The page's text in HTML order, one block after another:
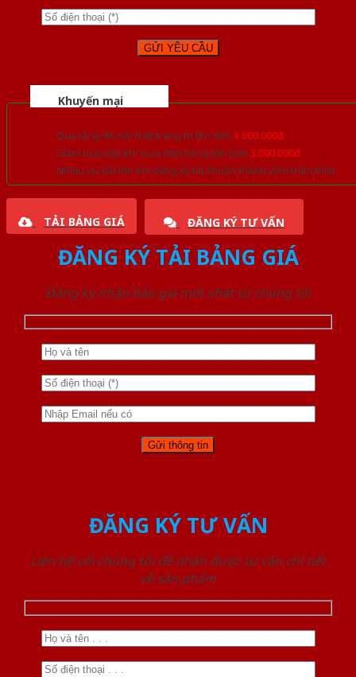
Khuyến mại
Quà tặng đồ nội thất trang trí lên đến 1.000.000đ
Giảm trực tiếp khi mua đơn hàng lớn hơn 3.000.000đ
Nhiều ưu đãi lớn khi đăng ký tài khoản thành viên thân thiết
TẢI BẢNG GIÁ ĐĂNG KÝ TƯ VẤN
ĐĂNG KÝ TẢI BẢNG GIÁ
Đăng ký nhận báo giá mới nhất từ chúng tôi
ĐĂNG KÝ TƯ VẤN
Liên hệ với chúng tôi để nhận được tư vấn chi tiết
về sản phẩm